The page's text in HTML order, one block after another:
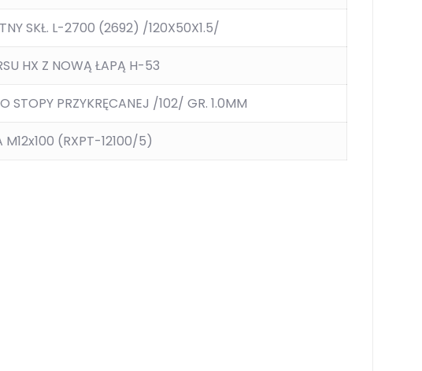
SKŁ. L-2700 (2692) /120X50X1.5/
HX Z NOWĄ ŁAPĄ H-53
PRZYKRĘCANEJ /102/ GR. 1.0MM
M12x100 (RXPT-12100/5)